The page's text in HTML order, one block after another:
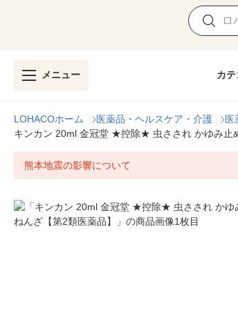
メニュー カ
LOHACOホーム 医薬品・ヘルスケア・介護 医
キンカン 20ml 金冠堂 ★控除★ 虫さされ かゆみ止
熊本地震の影響について